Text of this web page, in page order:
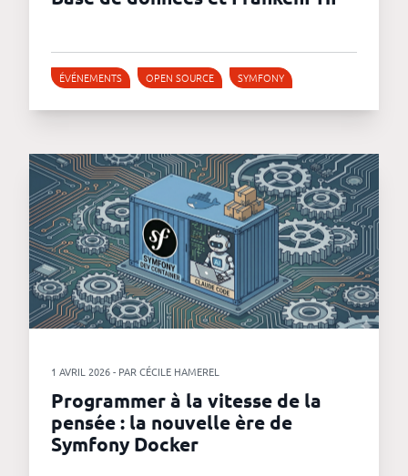
ÉVÉNEMENTS OPEN SOURCE SYMFONY
1 AVRIL 2026 - PAR CÉCILE HAMEREL
Programmer à la vitesse de la
pensée : la nouvelle ère de
Symfony Docker